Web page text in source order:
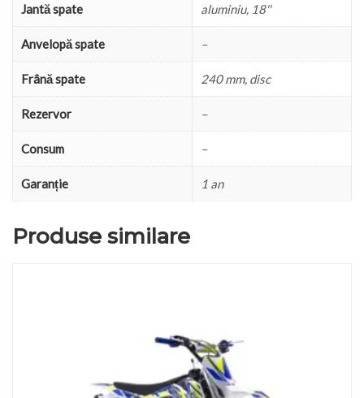
Jantă spate aluminiu, 18''
Anvelopă spate –
Frână spate 240 mm, disc
Rezervor –
Consum –
Garanție 1 an
Produse similare